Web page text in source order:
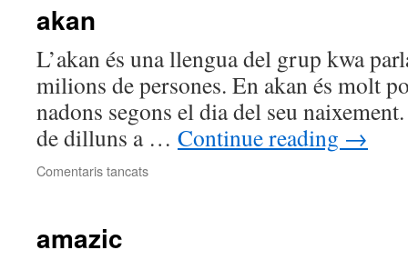
akan
L’akan és una llengua del grup kwa
milions de persones. En akan és molt
nadons segons el dia del seu
de dilluns a … Continue reading →
Comentaris tancatsa
amazic